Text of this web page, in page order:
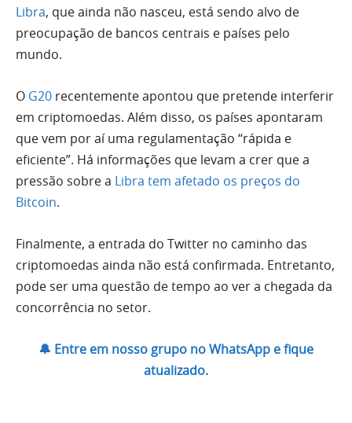
Libra, que ainda não nasceu, está sendo alvo de
preocupação de bancos centrais e países pelo
mundo.
O G20 recentemente apontou que pretende interferir
em criptomoedas. Além disso, os países apontaram
que vem por aí uma regulamentação “rápida e
eficiente”. Há informações que levam a crer que a
pressão sobre a Libra tem afetado os preços do
Bitcoin.
Finalmente, a entrada do Twitter no caminho das
criptomoedas ainda não está confirmada. Entretanto,
pode ser uma questão de tempo ao ver a chegada da
concorrência no setor.
🔔 Entre em nosso grupo no WhatsApp e fique
atualizado.